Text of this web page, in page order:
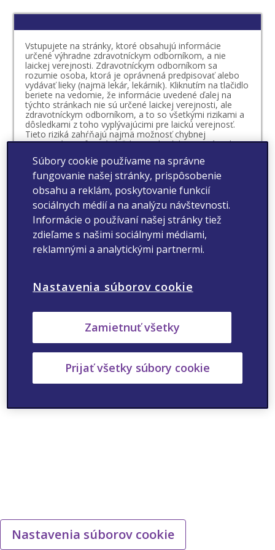
Vstupujete na stránky, ktoré obsahujú informácie
určené výhradne zdravotníckym odborníkom, a nie
laickej verejnosti. Zdravotníckym odborníkom sa
rozumie osoba, ktorá je oprávnená predpisovať alebo
vydávať lieky (najmä lekár, lekárnik). Kliknutím na tlačidlo
beriete na vedomie, že informácie uvedené ďalej na
týchto stránkach nie sú určené laickej verejnosti, ale
zdravotníckym odborníkom, a to so všetkými rizikami a
dôsledkami z toho vyplývajúcimi pre laickú verejnosť.
Tieto riziká zahŕňajú najmä možnosť chybnej
interpretácie informácií ďalej uvedených, nesprávneho
úsudku, čo sa týka vlastného zdravotného stavu či
možnosti vzniku mylnej preferencie vo vzťahu k
určitému lieku. Beriete na vedomie, že o vhodnosti
prípadnej liečby určitým liekom, ktorého výdaj je viazaný
na lekársky predpis, rozhoduje váš lekár v spolupráci s
vami. O vhodnosti liečby liekom, ktorého výdaj nie je
viazaný na lekársky predpis, by ste sa mali vždy poradiť
s vaším lekárom alebo lekárnikom.
Vyhlasujem, že som sa oboznámil/-a s definíciou
zdravotníckeho odborníka
Nastavenia súborov cookie
Súbory cookie používame na správne
fungovanie našej stránky, prispôsobenie
obsahu a reklám, poskytovanie funkcií
sociálnych médií a na analýzu návštevnosti.
Informácie o používaní našej stránky tiež
zdieľame s našimi sociálnymi médiami,
reklamnými a analytickými partnermi.
Nastavenia súborov cookie
Zamietnuť všetky
Prijať všetky súbory cookie